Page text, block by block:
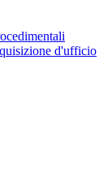
d'ufficio